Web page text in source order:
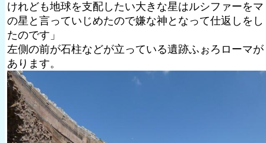
けれども地球を支配したい大きな星はルシファーをマ
の星と言っていじめたので嫌な神となって仕返しをし
たのです」
左側の前が石柱などが立っている遺跡ふぉろローマが
あります。